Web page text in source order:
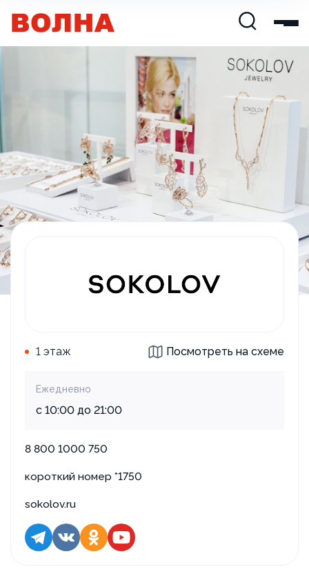
1 этаж Посмотреть на схеме
Ежедневно
с 10:00 до 21:00
8 800 1000 750
короткий номер *1750
sokolov.ru